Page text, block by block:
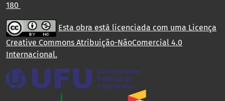
180
Esta obra está licenciada com uma Licença
Creative Commons Atribuição-NãoComercial 4.0
Internacional.